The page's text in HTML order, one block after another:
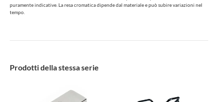
puramente indicative. La resa cromatica dipende dal materiale e può subire variazioni nel
tempo.
Prodotti della stessa serie